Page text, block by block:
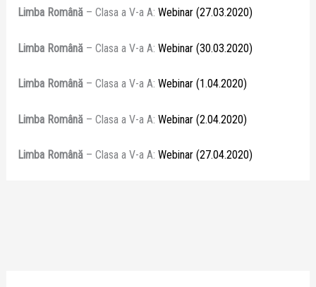
Limba Română– Clasa a V-a A: Webinar (27.03.2020)
Limba Română– Clasa a V-a A: Webinar (30.03.2020)
Limba Română– Clasa a V-a A: Webinar (1.04.2020)
Limba Română– Clasa a V-a A: Webinar (2.04.2020)
Limba Română– Clasa a V-a A: Webinar (27.04.2020)